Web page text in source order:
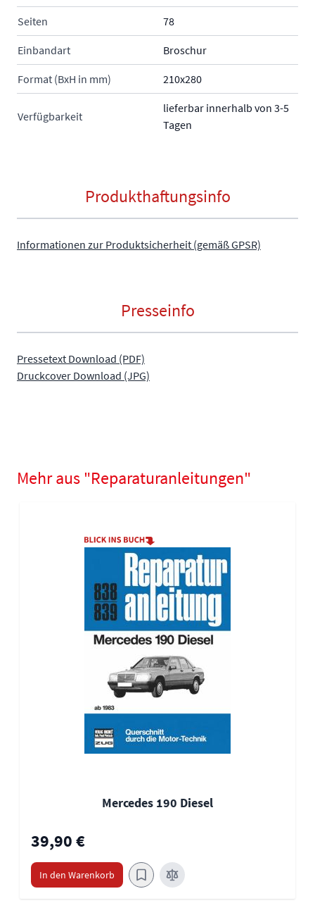
Seiten 78
Einbandart Broschur
Format (BxH in mm) 210x280
Verfügbarkeit
lieferbar innerhalb von 3-5
Tagen
Produkthaftungsinfo
Informationen zur Produktsicherheit (gemäß GPSR)
Presseinfo
Pressetext Download (PDF)
Druckcover Download (JPG)
Mehr aus "Reparaturanleitungen"
Mercedes 190 Diesel
39,90 €
In den Warenkorb